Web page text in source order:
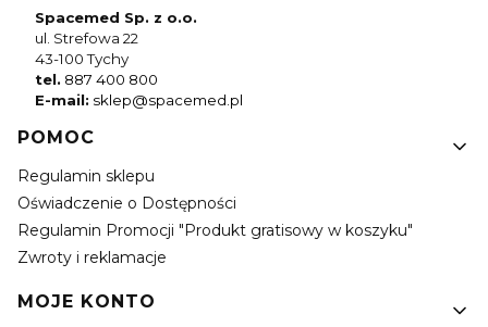
Spacemed Sp. z o.o.
ul. Strefowa 22
43-100 Tychy
tel. 887 400 800
E-mail: sklep@spacemed.pl
Linki w stopce
POMOC
Regulamin sklepu
Oświadczenie o Dostępności
Regulamin Promocji "Produkt gratisowy w koszyku"
Zwroty i reklamacje
MOJE KONTO